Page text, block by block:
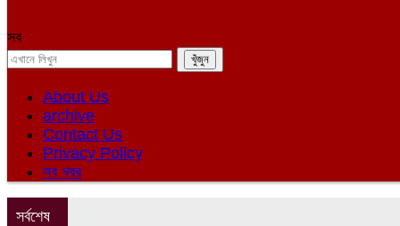
সব
About Us
archive
Contact Us
Privacy Policy
সব খবর
সর্বশেষ